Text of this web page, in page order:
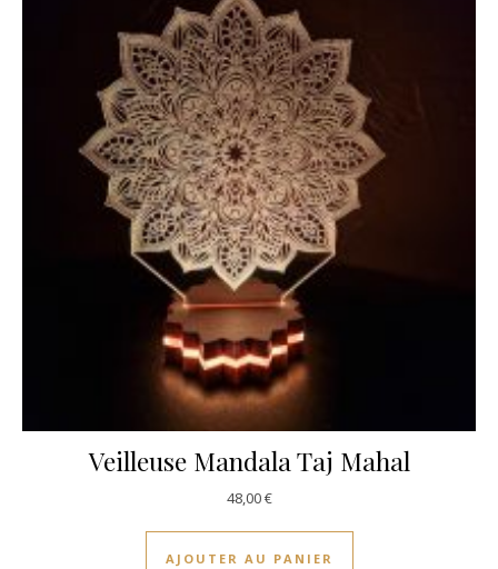
Veilleuse Mandala Taj Mahal
48,00€
AJOUTER AU PANIER